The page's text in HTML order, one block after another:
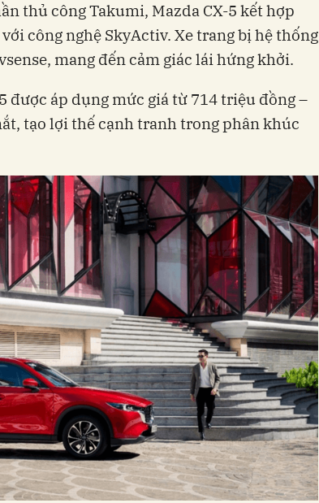
thủ công Takumi, Mazda CX-5 kết hợp
công nghệ SkyActiv. Xe trang bị hệ thống
mang đến cảm giác lái hứng khởi.
được áp dụng mức giá từ 714 triệu đồng –
tạo lợi thế cạnh tranh trong phân khúc